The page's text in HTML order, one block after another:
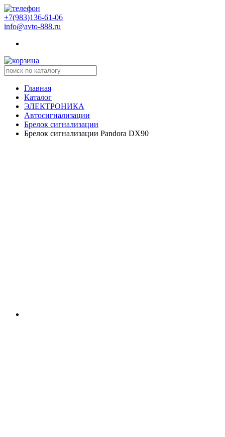
+7(983)136-61-06
info@avto-888.ru
Главная
Каталог
ЭЛЕКТРОНИКА
Автосигнализации
Брелок сигнализации
Брелок сигнализации Pandora DX90